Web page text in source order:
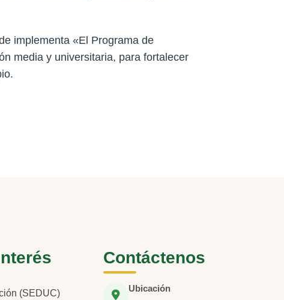
implementa «El Programa de
media y universitaria, para fortalecer
(SEDUC)
Contáctenos
Ubicación